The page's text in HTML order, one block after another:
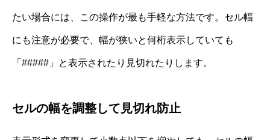
たい場合には、この操作が最も手軽な方法です。セル幅
にも注意が必要で、幅が狭いと何桁表示していても
「#####」と表示されたり見切れたりします。
セルの幅を調整して見切れ防止